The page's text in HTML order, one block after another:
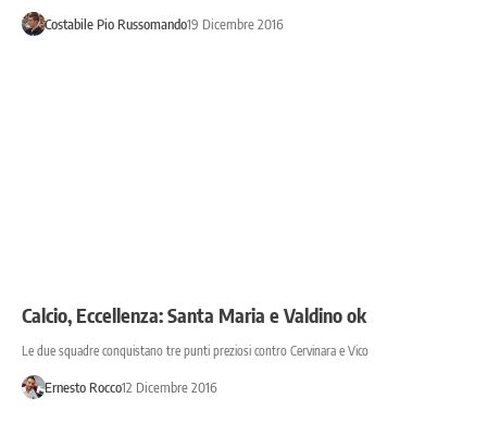
Costabile Pio Russomando19 Dicembre 2016
Calcio, Eccellenza: Santa Maria e Valdino ok
Le due squadre conquistano tre punti preziosi contro Cervinara e Vico
Ernesto Rocco12 Dicembre 2016